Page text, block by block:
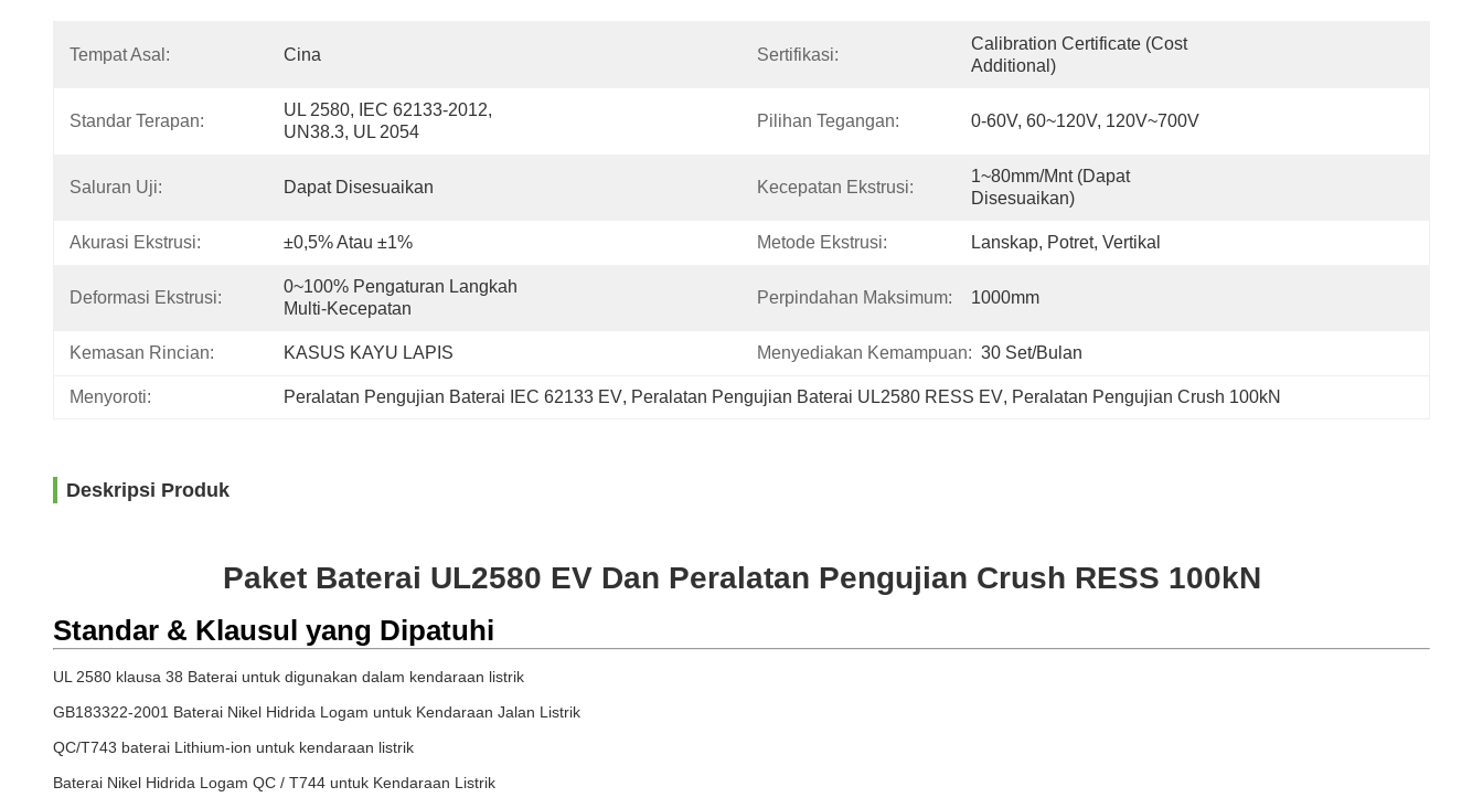
Tempat Asal: Cina Sertifikasi:
Calibration Certificate (Cost
Additional)
Standar Terapan:
UL 2580, IEC 62133-2012,
UN38.3, UL 2054
Pilihan Tegangan: 0-60V, 60~120V, 120V~700V
Saluran Uji: Dapat Disesuaikan Kecepatan Ekstrusi:
1~80mm/mnt (dapat
Disesuaikan)
Akurasi Ekstrusi: ±0,5% Atau ±1% Metode Ekstrusi: Lanskap, Potret, Vertikal
Deformasi Ekstrusi:
0~100% Pengaturan Langkah
Multi-Kecepatan
Perpindahan Maksimum: 1000mm
Kemasan Rincian: KASUS KAYU LAPIS Menyediakan Kemampuan: 30 Set/bulan
Menyoroti: Peralatan Pengujian Baterai IEC 62133 EV, Peralatan Pengujian Baterai UL2580 RESS EV, Peralatan Pengujian Crush 100kN
Deskripsi Produk
Paket Baterai UL2580 EV Dan Peralatan Pengujian Crush RESS 100kN
Standar & Klausul yang Dipatuhi
UL 2580 klausa 38 Baterai untuk digunakan dalam kendaraan listrik
GB183322-2001 Baterai Nikel Hidrida Logam untuk Kendaraan Jalan Listrik
QC/T743 baterai Lithium-ion untuk kendaraan listrik
Baterai Nikel Hidrida Logam QC / T744 untuk Kendaraan Listrik